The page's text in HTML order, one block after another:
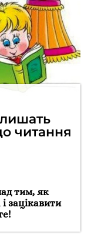
читання
тим, як
зацікавити